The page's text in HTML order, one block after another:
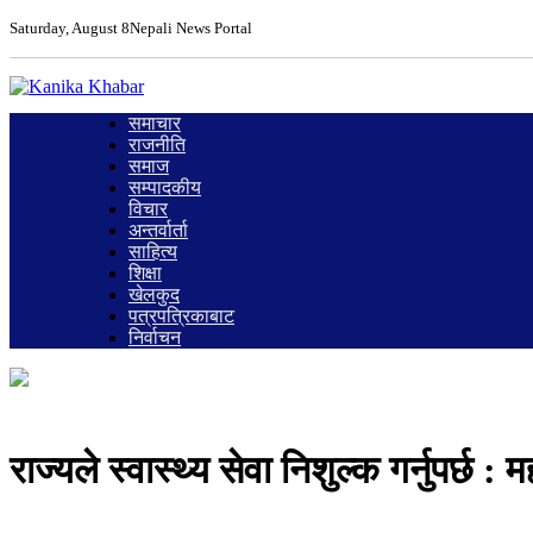
Saturday, August 8Nepali News Portal
समाचार
राजनीति
समाज
सम्पादकीय
विचार
अन्तर्वार्ता
साहित्य
शिक्षा
खेलकुद
पत्रपत्रिकाबाट
निर्वाचन
राज्यले स्वास्थ्य सेवा निशुल्क गर्नुपर्छ :